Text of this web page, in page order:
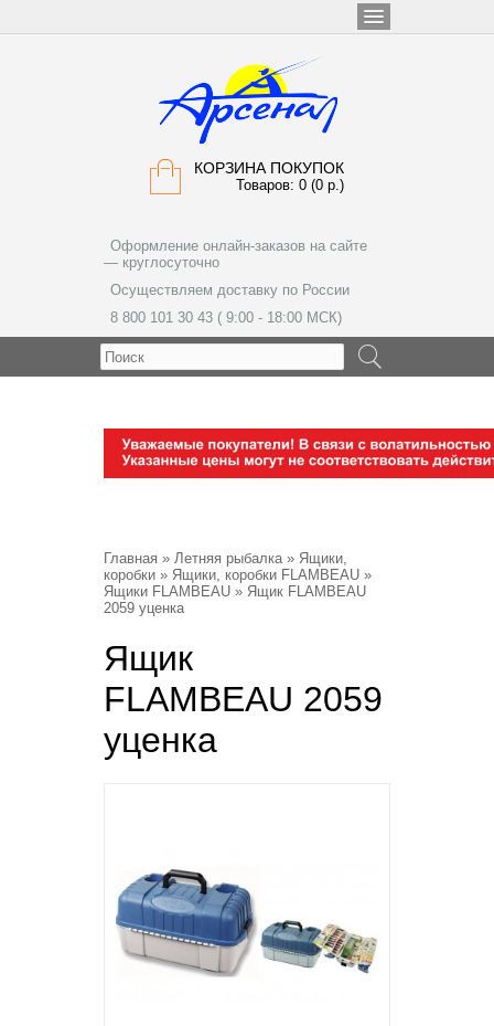
КОРЗИНА ПОКУПОК
Товаров: 0 (0 р.)
Оформление онлайн-заказов на сайте
— круглосуточно
Осуществляем доставку по России
8 800 101 30 43 ( 9:00 - 18:00 МСК)
Главная » Летняя рыбалка» Ящики,
коробки » Ящики, коробки FLAMBEAU »
Ящики FLAMBEAU » Ящик FLAMBEAU
2059 уценка
Ящик
FLAMBEAU 2059
уценка